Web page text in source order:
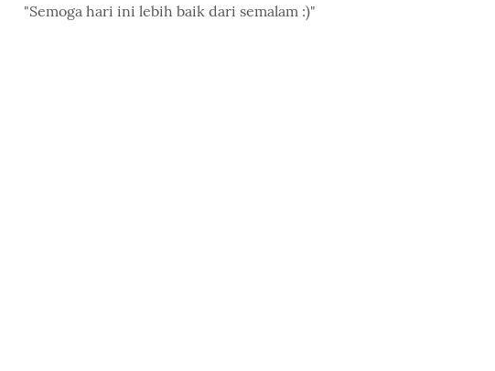
"Semoga hari ini lebih baik dari semalam :)"